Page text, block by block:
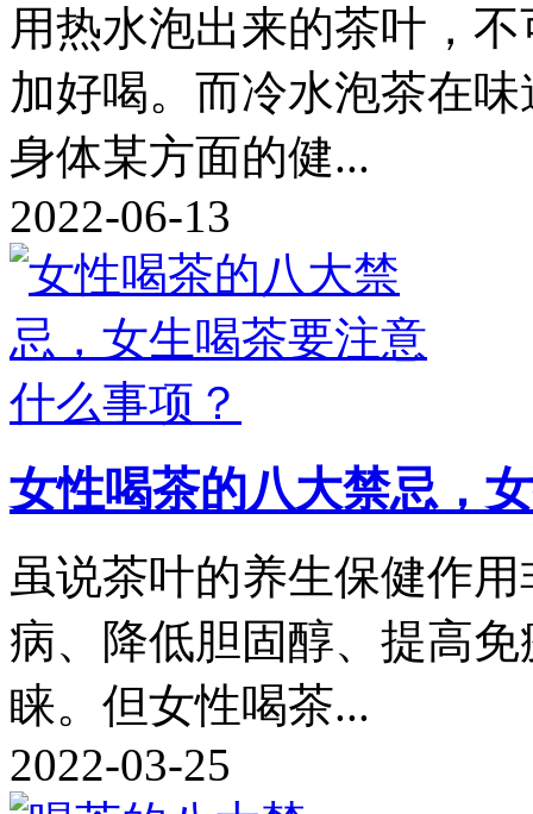
用热水泡出来的茶叶，
加好喝。而冷水泡茶在
身体某方面的健...
2022-06-13
女性喝茶的八大禁忌，
虽说茶叶的养生保健作
病、降低胆固醇、提高
睐。但女性喝茶...
2022-03-25